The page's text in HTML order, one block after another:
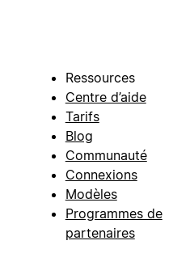
Ressources
Centre d’aide
Tarifs
Blog
Communauté
Connexions
Modèles
Programmes de
partenaires